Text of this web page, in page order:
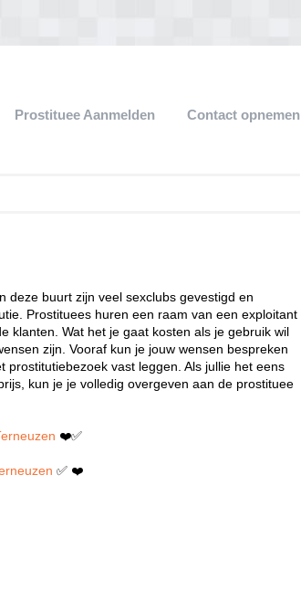
Prostituee Aanmelden Contact opnemen
deze buurt zijn veel sexclubs gevestigd en
Prostituees huren een raam van een exploitant
klanten. Wat het je gaat kosten als je gebruik wil
zijn. Vooraf kun je jouw wensen bespreken
vast leggen. Als jullie het eens
kun je je volledig overgeven aan de prostituee
❤️✅
✅ ❤️